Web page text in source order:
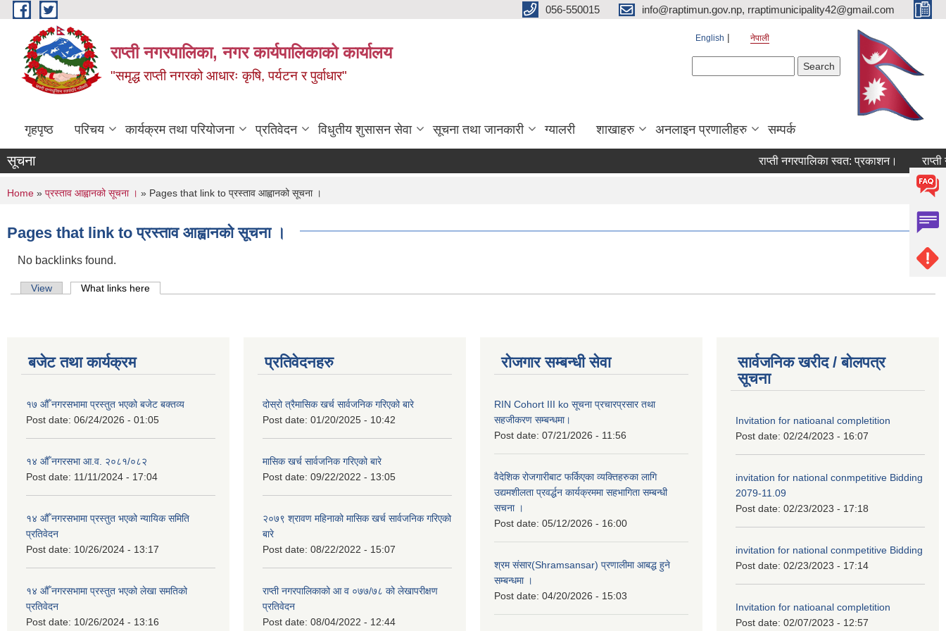
Skip to main content 056-550015 info@raptimun.gov.np, rraptimunicipality42@gmail.com
राप्ती नगरपालिका, नगर कार्यपालिकाको कार्यालय
"समृद्ध राप्ती नगरको आधारः कृषि, पर्यटन र पुर्वाधार"
English नेपाली
गृहपृष्ठ परिचय कार्यक्रम तथा परियोजना प्रतिवेदन विधुतीय शुसासन सेवा सूचना तथा जानकारी ग्यालरी शाखाहरु अनलाइन प्रणालीहरु सम्पर्क
सूचना राप्ती नगरपालिका स्वत: प्रकाशन। राप्ती
You are here
Home » प्रस्ताव आह्वानको सूचना । » Pages that link to प्रस्ताव आह्वानको सूचना ।
Pages that link to प्रस्ताव आह्वानको सूचना ।
No backlinks found.
Primary tabs
View What links here
बजेट तथा कार्यक्रम
१७ औँ नगरसभामा प्रस्तुत भएको बजेट बक्तव्य
Post date: 06/24/2026 - 01:05
१४ औँ नगरसभा आ.व. २०८१/०८२
Post date: 11/11/2024 - 17:04
१४ औँ नगरसभामा प्रस्तुत भएको न्यायिक समिति
प्रतिवेदन
Post date: 10/26/2024 - 13:17
१४ औँ नगरसभामा प्रस्तुत भएको लेखा समतिको
प्रतिवेदन
Post date: 10/26/2024 - 13:16
प्रतिवेदनहरु
दोस्रो त्रैमासिक खर्च सार्वजनिक गरिएको बारे
Post date: 01/20/2025 - 10:42
मासिक खर्च सार्वजनिक गरिएको बारे
Post date: 09/22/2022 - 13:05
२०७९ श्रावण महिनाको मासिक खर्च सार्वजनिक गरिएको
बारे
Post date: 08/22/2022 - 15:07
राप्ती नगरपालिकाको आ व ०७७/७८ को लेखापरीक्षण
प्रतिवेदन
Post date: 08/04/2022 - 12:44
रोजगार सम्बन्धी सेवा
RIN Cohort III ko सूचना प्रचारप्रसार तथा
सहजीकरण सम्बन्धमा।
Post date: 07/21/2026 - 11:56
वैदेशिक रोजगारीबाट फर्किएका व्यक्तिहरुका लागि
उद्यमशीलता प्रवर्द्धन कार्यक्रममा सहभागिता सम्बन्धी
सचना ।
Post date: 05/12/2026 - 16:00
श्रम संसार(Shramsansar) प्रणालीमा आबद्ध हुने
सम्बन्धमा ।
Post date: 04/20/2026 - 15:03
सार्वजनिक खरीद / बोलपत्र
सूचना
Invitation for natioanal completition
Post date: 02/24/2023 - 16:07
invitation for national conmpetitive Bidding
2079-11.09
Post date: 02/23/2023 - 17:18
invitation for national conmpetitive Bidding
Post date: 02/23/2023 - 17:14
Invitation for natioanal completition
Post date: 02/07/2023 - 12:57